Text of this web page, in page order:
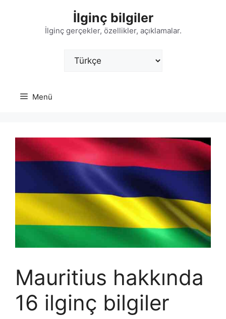
İlginç bilgiler
İlginç gerçekler, özellikler, açıklamalar.
Menü
Mauritius hakkında
16 ilginç bilgiler